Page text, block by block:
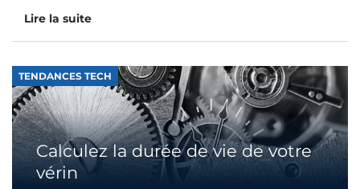
Lire la suite
TENDANCES TECH
Calculez la durée de vie de votre
vérin